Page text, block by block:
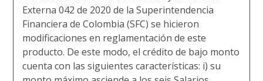
Externa 042 de 2020 de la Superintendencia
Financiera de Colombia (SFC) se hicieron
modificaciones en reglamentación de este
producto. De este modo, el crédito de bajo monto
cuenta con las siguientes características: i) su